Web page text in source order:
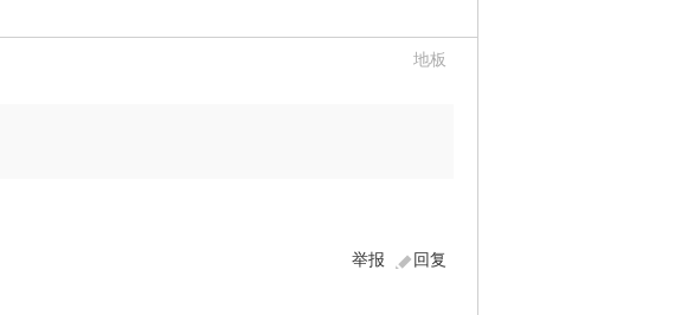
地板
回复
举报